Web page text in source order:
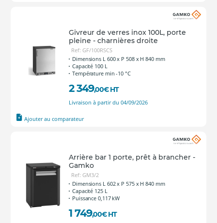
Givreur de verres inox 100L, porte
pleine - charnières droite
Ref: GF/100RSCS
Dimensions L 600 x P 508 x H 840 mm
Capacité 100 L
Température min -10 °C
2 349,00€ HT
Livraison à partir du 04/09/2026
Ajouter au comparateur
Arrière bar 1 porte, prêt à brancher -
Gamko
Ref: GM3/2
Dimensions L 602 x P 575 x H 840 mm
Capacité 125 L
Puissance 0,117 kW
1 749,00€ HT